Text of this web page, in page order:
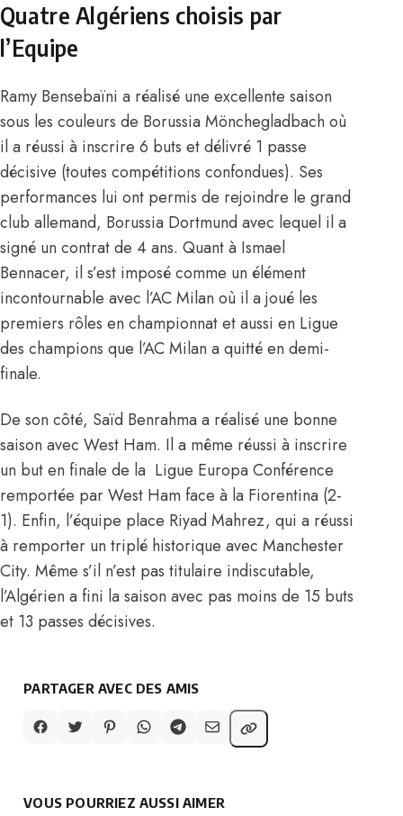
Quatre Algériens choisis par
l’Equipe
Ramy Bensebaïni a réalisé une excellente saison
sous les couleurs de Borussia Mönchegladbach où
il a réussi à inscrire 6 buts et délivré 1 passe
décisive (toutes compétitions confondues). Ses
performances lui ont permis de rejoindre le grand
club allemand, Borussia Dortmund avec lequel il a
signé un contrat de 4 ans. Quant à Ismael
Bennacer, il s’est imposé comme un élément
incontournable avec l’AC Milan où il a joué les
premiers rôles en championnat et aussi en Ligue
des champions que l’AC Milan a quitté en demi-
finale.
De son côté, Saïd Benrahma a réalisé une bonne
saison avec West Ham. Il a même réussi à inscrire
un but en finale de la Ligue Europa Conférence
remportée par West Ham face à la Fiorentina (2-
1). Enfin, l’équipe place Riyad Mahrez, qui a réussi
à remporter un triplé historique avec Manchester
City. Même s’il n’est pas titulaire indiscutable,
l’Algérien a fini la saison avec pas moins de 15 buts
et 13 passes décisives.
PARTAGER AVEC DES AMIS
VOUS POURRIEZ AUSSI AIMER